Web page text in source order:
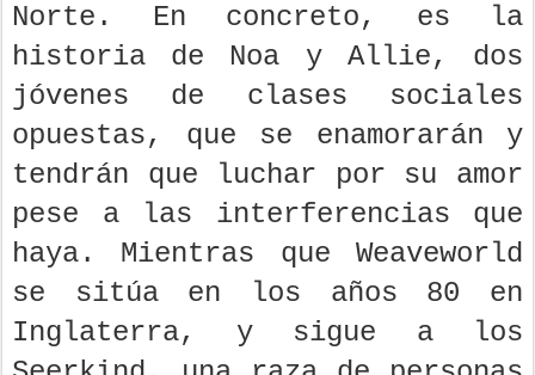
Norte. En concreto, es la
historia de Noa y Allie, dos
jóvenes de clases sociales
opuestas, que se enamorarán y
tendrán que luchar por su amor
pese a las interferencias que
haya. Mientras que Weaveworld
se sitúa en los años 80 en
Inglaterra, y sigue a los